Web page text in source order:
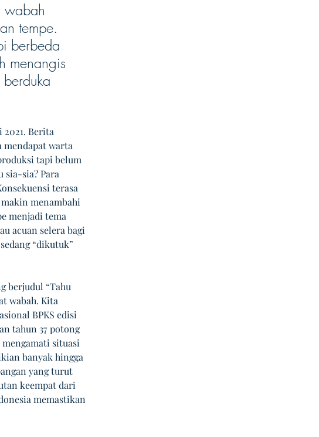
wabah
tempe.
berbeda
menangis
2021. Berita
warta
tapi belum
sia-sia? Para
terasa
menambahi
menjadi tema
acuan selera bagi
“dikutuk”
berjudul “Tahu
wabah. Kita
BPKS edisi
tahun 37 potong
situasi
banyak hingga
yang turut
keempat dari
memastikan